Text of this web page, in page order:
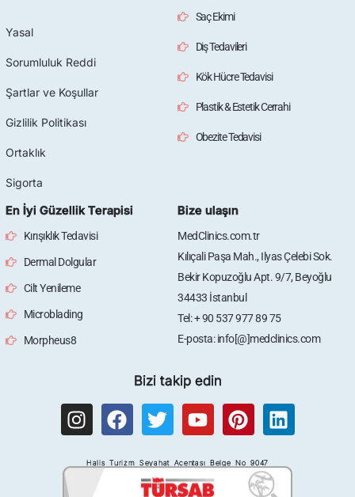
Yasal
Sorumluluk Reddi
Şartlar ve Koşullar
Gizlilik Politikası
Ortaklık
Sigorta
Saç Ekimi
Diş Tedavileri
Kök Hücre Tedavisi
Plastik & Estetik Cerrahi
Obezite Tedavisi
En İyi Güzellik Terapisi
Kırışıklık Tedavisi
Dermal Dolgular
Cilt Yenileme
Microblading
Morpheus8
Bize ulaşın
MedClinics.com.tr
Kılıçali Paşa Mah., Ilyas Çelebi Sok.
Bekir Kopuzoğlu Apt. 9/7, Beyoğlu
34433 İstanbul
Tel: + 90 537 977 89 75
E-posta: info[@]medclinics.com
Bizi takip edin
I
n
t
F
a
e
T
w
t
t
Y
o
t
u
P
i
t
e
L
i
k
Halis Turizm Seyahat Acentası Belge No 9047